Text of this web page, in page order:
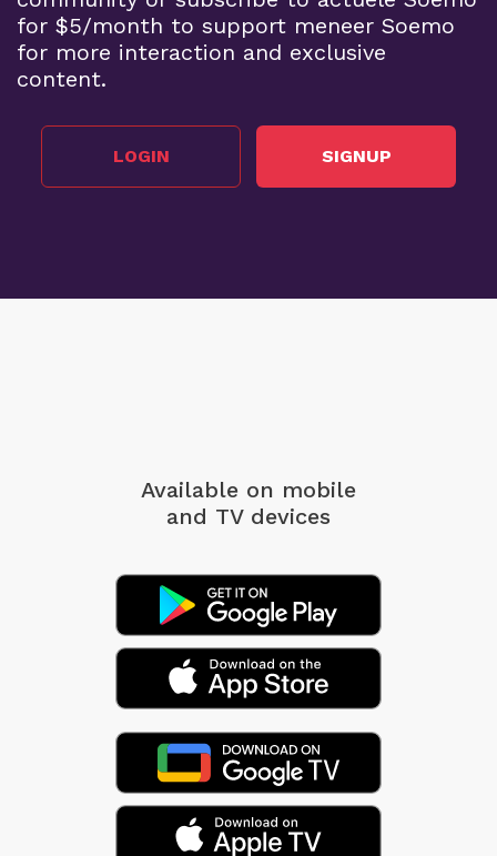
for $5/month to support meneer Soemo
for more interaction and exclusive
content.
LOGIN SIGNUP
Available on mobile
and TV devices